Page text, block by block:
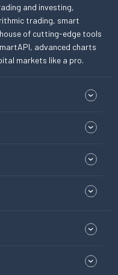
and investing,
trading, smart
of cutting-edge tools
advanced charts
markets like a pro.